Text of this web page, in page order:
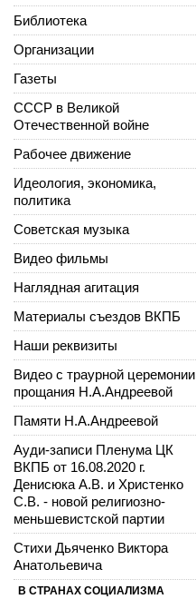
Библиотека
Организации
Газеты
СССР в Великой
Отечественной войне
Рабочее движение
Идеология, экономика,
политика
Советская музыка
Видео фильмы
Наглядная агитация
Материалы съездов ВКПБ
Наши реквизиты
Видео с траурной церемонии
прощания Н.А.Андреевой
Памяти Н.А.Андреевой
Ауди-записи Пленума ЦК
ВКПБ от 16.08.2020 г.
Денисюка А.В. и Христенко
С.В. - новой религиозно-
меньшевистской партии
Стихи Дьяченко Виктора
Анатольевича
В СТРАНАХ СОЦИАЛИЗМА